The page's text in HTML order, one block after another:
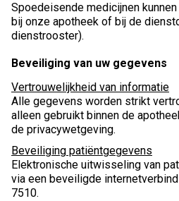
Spoedeisende medicijnen
bij onze apotheek of bij de
dienstrooster).
Beveiliging van uw gegevens
Vertrouwelijkheid van informatie
Alle gegevens worden strikt
alleen gebruikt binnen de
de privacywetgeving.
Beveiliging patiëntgegevens
Elektronische uitwisseling van
via een beveiligde
7510.